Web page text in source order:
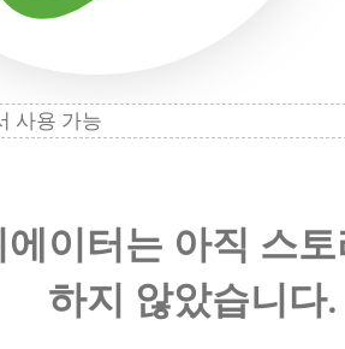
사용 가능
이터는 아직 스
하지 않았습니다.